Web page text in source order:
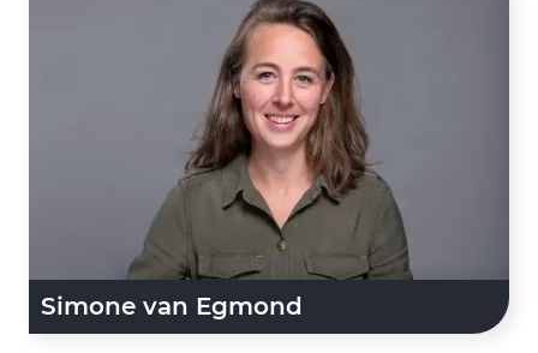
Simone van Egmond